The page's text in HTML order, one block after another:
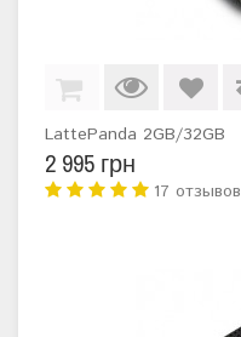
LattePanda 2GB/32GB
2 995 грн
17 отзывов